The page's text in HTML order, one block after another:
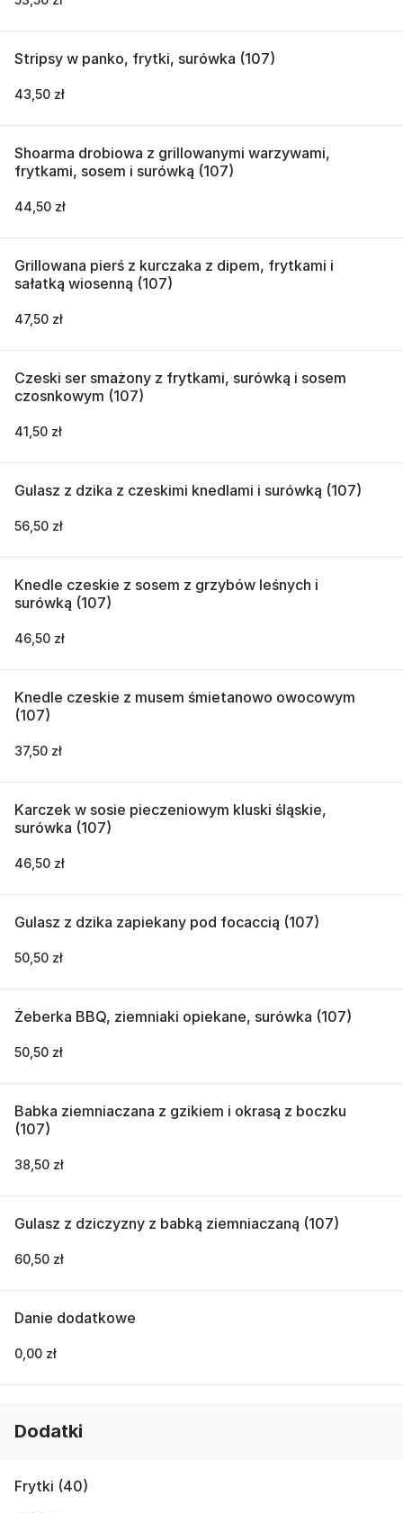
Stripsy w panko, frytki, surówka (107)
43,50 zł
Shoarma drobiowa z grillowanymi warzywami,
frytkami, sosem i surówką (107)
44,50 zł
Grillowana pierś z kurczaka z dipem, frytkami i
sałatką wiosenną (107)
47,50 zł
Czeski ser smażony z frytkami, surówką i sosem
czosnkowym (107)
41,50 zł
Gulasz z dzika z czeskimi knedlami i surówką (107)
56,50 zł
Knedle czeskie z sosem z grzybów leśnych i
surówką (107)
46,50 zł
Knedle czeskie z musem śmietanowo owocowym
(107)
37,50 zł
Karczek w sosie pieczeniowym kluski śląskie,
surówka (107)
46,50 zł
Gulasz z dzika zapiekany pod focaccią (107)
50,50 zł
Żeberka BBQ, ziemniaki opiekane, surówka (107)
50,50 zł
Babka ziemniaczana z gzikiem i okrasą z boczku
(107)
38,50 zł
Gulasz z dziczyzny z babką ziemniaczaną (107)
60,50 zł
Danie dodatkowe
0,00 zł
Dodatki
Frytki (40)